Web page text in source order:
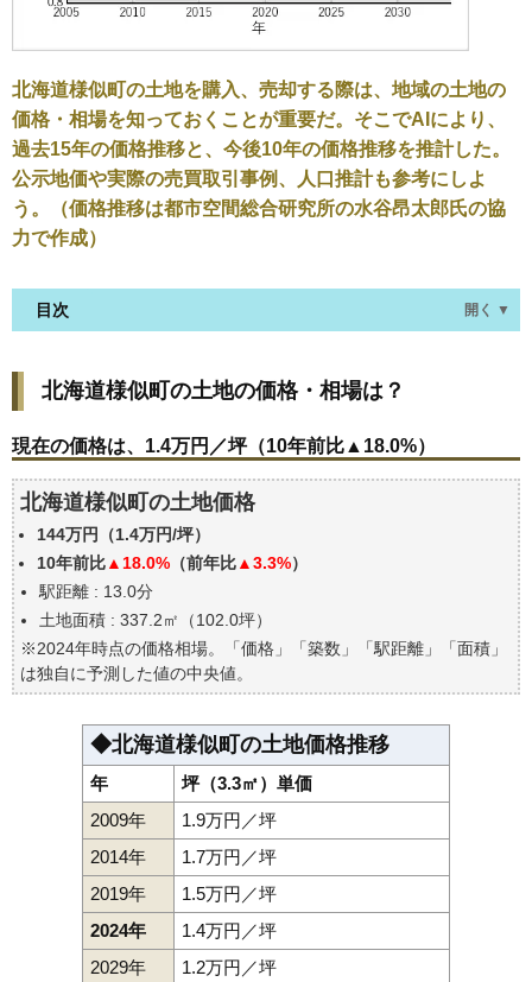
北海道様似町の土地を購入、売却する際は、地域の土地の
価格・相場を知っておくことが重要だ。そこでAIにより、
過去15年の価格推移と、今後10年の価格推移を推計した。
公示地価や実際の売買取引事例、人口推計も参考にしよ
う。（価格推移は都市空間総合研究所の水谷昂太郎氏の協
力で作成）
目次 開く ▼
現在の価格は、1.4万円／坪（10年前比▲18.0%）
価格を詳細に分析しよう
自分の年収でいくらの不動産が買える？
北海道様似町の土地の価格・相場は？
現在の価格は、1.4万円／坪（10年前比▲18.0%）
北海道様似町の土地価格
144万円（1.4万円/坪）
10年前比▲18.0% （前年比▲3.3%）
駅距離 : 13.0分
土地面積 : 337.2㎡（102.0坪）
※2024年時点の価格相場。「価格」「築数」「駅距離」「面積」
は独自に予測した値の中央値。
◆北海道様似町の土地価格推移
年
坪（3.3㎡）単価
2009年
1.9万円／坪
2014年
1.7万円／坪
2019年
1.5万円／坪
2024年
1.4万円／坪
2029年
1.2万円／坪